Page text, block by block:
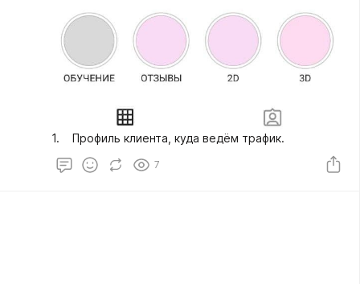
1. Профиль клиента, куда ведём трафик.
7